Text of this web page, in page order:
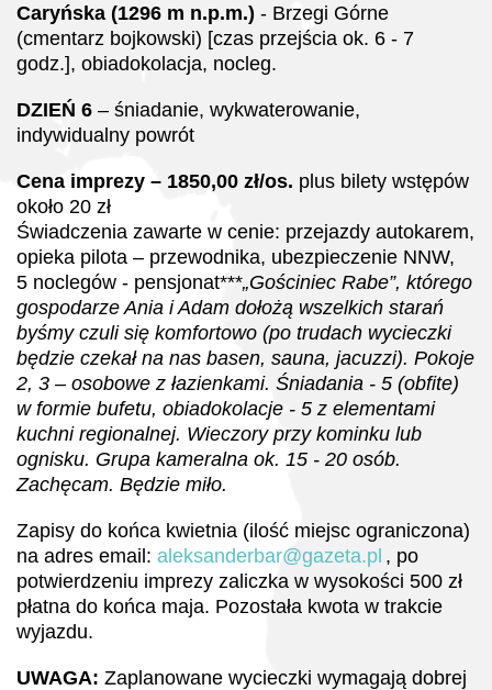
Caryńska (1296 m n.p.m.) - Brzegi Górne
(cmentarz bojkowski) [czas przejścia ok. 6 - 7
godz.], obiadokolacja, nocleg.
DZIEŃ 6 – śniadanie, wykwaterowanie,
indywidualny powrót
Cena imprezy – 1850,00 zł/os. plus bilety wstępów
około 20 zł
Świadczenia zawarte w cenie: przejazdy autokarem,
opieka pilota – przewodnika, ubezpieczenie NNW,
5 noclegów - pensjonat***„Gościniec Rabe”, którego
gospodarze Ania i Adam dołożą wszelkich starań
byśmy czuli się komfortowo (po trudach wycieczki
będzie czekał na nas basen, sauna, jacuzzi). Pokoje
2, 3 – osobowe z łazienkami. Śniadania - 5 (obfite)
w formie bufetu, obiadokolacje - 5 z elementami
kuchni regionalnej. Wieczory przy kominku lub
ognisku. Grupa kameralna ok. 15 - 20 osób.
Zachęcam. Będzie miło.
Zapisy do końca kwietnia (ilość miejsc ograniczona)
na adres email: aleksanderbar@gazeta.pl , po
potwierdzeniu imprezy zaliczka w wysokości 500 zł
płatna do końca maja. Pozostała kwota w trakcie
wyjazdu.
UWAGA: Zaplanowane wycieczki wymagają dobrej